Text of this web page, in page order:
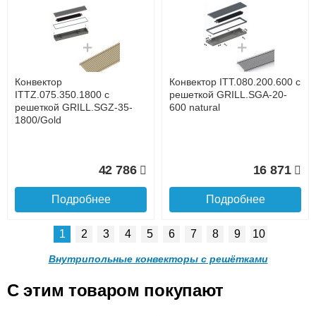
до подъезда
услуга платная
Конвектор ITTL.070.160.800
с решеткой GRILL.SGWL-
16-800 орех.
20 904
Подробнее
Конвектор ITTL.070.160.900
с решеткой GRILL.SGWL-
16-900 орех.
21 495
Конвектор
ITTL.070.160.1000 с
решеткой GRILL.SGWL-16-
Конвектор
ITTL.070.160.1100 с
решеткой GRILL.SGWL-16-
Конвектор
ITTZ.075.350.1800 с
решеткой GRILL.SGZ-35-
1800/Gold
42 786
Подробнее
Конвектор ITT.080.200.600 с
решеткой GRILL.SGA-20-
600 natural
16 871
Подробнее
1 2 3 4 5 6 7 8 9 10
Внутрипольные конвекторы с решётками
C этим товаром покупают